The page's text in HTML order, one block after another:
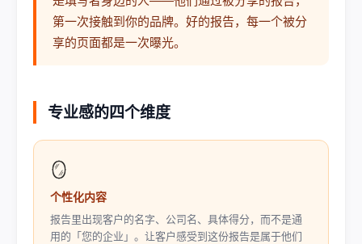
第一次接触到你的品牌。好的报告，每一个被分
享的页面都是一次曝光。
专业感的四个维度
🪞
个性化内容
报告里出现客户的名字、公司名、具体得分，而不是通
用的「您的企业」。让客户感受到这份报告是属于他们